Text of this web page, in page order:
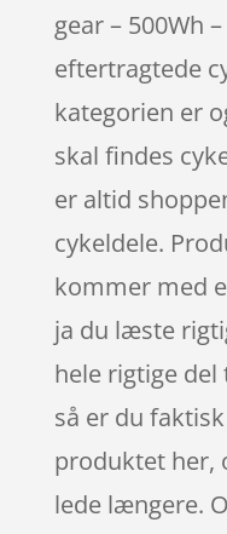
gear – 500Wh
eftertragtede
kategorien er
skal findes
er altid
cykeldele.
kommer med
ja du læste
hele rigtige
så er du
produktet her,
lede længere.